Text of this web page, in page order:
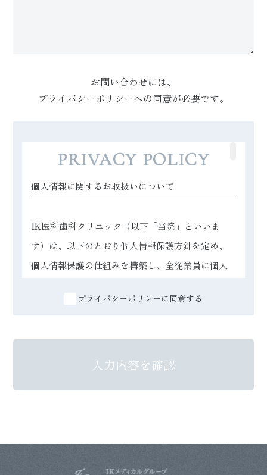
お問い合わせには、
プライバシーポリシーへの同意が必要です。
PRIVACY POLICY
個人情報に関するお取扱いについて
IK医科歯科クリニック（以下「当院」といいま
す）は、以下のとおり個人情報保護方針を定め、
個人情報保護の仕組みを構築し、全従業員に個人
とにより、個人情報の保護を推進致します。
当院は、お客さまの個人情報を正確かつ最新の状
の徹底等の必要な措置を講じ、安全対策を実施し
プライバシーポリシーに同意する
入力内容を確認